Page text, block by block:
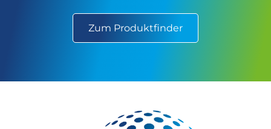
Zum Produktfinder